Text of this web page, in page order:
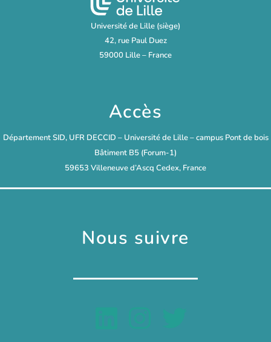
Université de Lille (siège)
42, rue Paul Duez
59000 Lille – France
Accès
Département SID, UFR DECCID – Université de Lille – campus Pont de bois
Bâtiment B5 (Forum-1)
59653 Villeneuve d’Ascq Cedex, France
Nous suivre